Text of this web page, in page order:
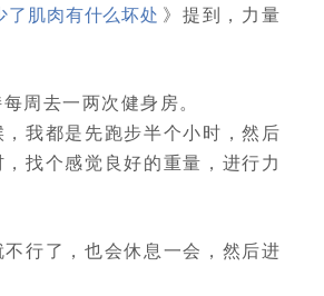
了肌肉有什么坏处 》提到，力量
周去一两次健身房。
我都是先跑步半个小时，然后
找个感觉良好的重量，进行力
行了，也会休息一会，然后进